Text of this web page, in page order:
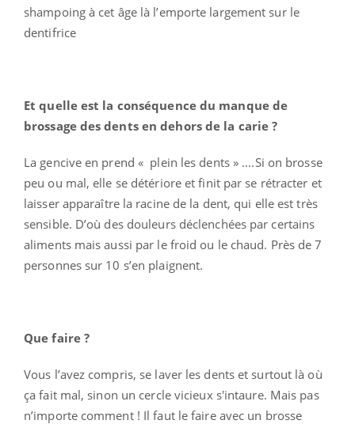
shampoing à cet âge là l’emporte largement sur le
dentifrice
Et quelle est la conséquence du manque de
brossage des dents en dehors de la carie ?
La gencive en prend « plein les dents » ....Si on brosse
peu ou mal, elle se détériore et finit par se rétracter et
laisser apparaître la racine de la dent, qui elle est très
sensible. D’où des douleurs déclenchées par certains
aliments mais aussi par le froid ou le chaud. Près de 7
personnes sur 10 s’en plaignent.
Que faire ?
Vous l’avez compris, se laver les dents et surtout là où
ça fait mal, sinon un cercle vicieux s'intaure. Mais pas
n’importe comment ! Il faut le faire avec un brosse